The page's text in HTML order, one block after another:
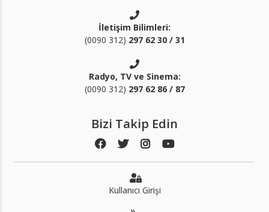
İletişim Bilimleri:
(0090 312) 297 62 30 / 31
Radyo, TV ve Sinema:
(0090 312) 297 62 86 / 87
Bizi Takip Edin
Kullanıcı Girişi